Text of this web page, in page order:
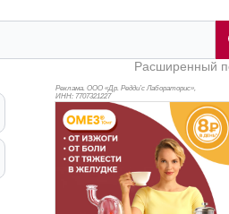
Расширенный
Реклама. ООО «Др. Редди’с Лабораторис»,
ИНН: 7707321227